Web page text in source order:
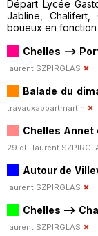
Départ Lycée
Jabline,
boueux en fonction
Chelles -->
laurent.SZPIRGLAS
Balade du
travauxappartmartin
Chelles Annet
29 dl ·
Autour de
laurent.SZPIRGLAS
Chelles -->
laurent.SZPIRGLAS